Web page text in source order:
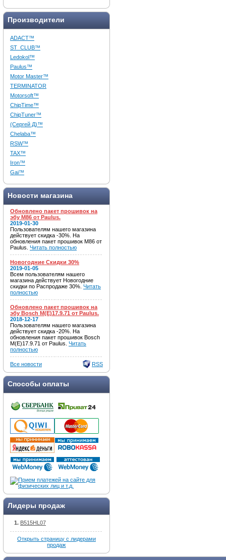
Производители
ADACT™
ST_CLUB™
Ledokol™
Paulus™
Motor Master™
TERMINATOR
Motorsoft™
ChipTime™
ChipTuner™
(Сергей Д)™
Chelaba™
RSW™
TAX™
Iron™
Gai™
Новости магазина
Обновлено пакет прошивок на
эбу M86 от Paulus.
2019-01-30
Пользователям нашего магазина
действует скидка -30%. На
обновления пакет прошивок M86 от
Paulus. Читать полностью
Новогодние Скидки 30%
2019-01-05
Всем пользователям нашего
магазина действует Новогодние
скидки по Распродаже 30%. Читать
полностью
Обновлено пакет прошивок на
эбу Bosch M(E)17.9.71 от Paulus.
2018-12-17
Пользователям нашего магазина
действует скидка -20%. На
обновления пакет прошивок Bosch
M(E)17.9.71 от Paulus. Читать
полностью
Все новости RSS
Способы оплаты
Лидеры продаж
B515HL07
Открыть страницу с лидерами
продаж